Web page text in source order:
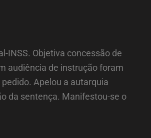
INSS. Objetiva concessão de
audiência de instrução foram
Apelou a autarquia
da sentença. Manifestou-se o